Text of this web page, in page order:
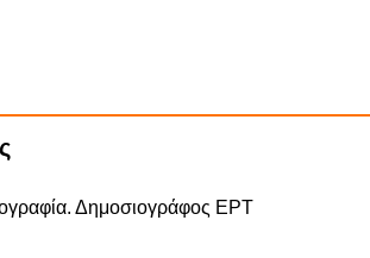
Δημοσιογράφος ΕΡΤ